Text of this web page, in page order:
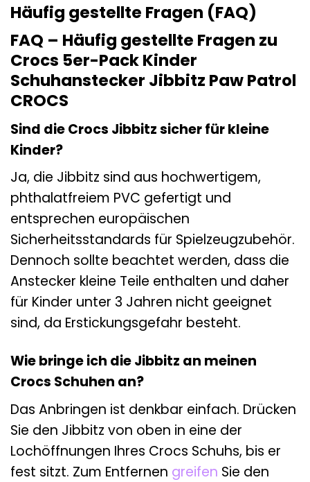
Häufig gestellte Fragen (FAQ)
FAQ – Häufig gestellte Fragen zu
Crocs 5er-Pack Kinder
Schuhanstecker Jibbitz Paw Patrol
CROCS
Sind die Crocs Jibbitz sicher für kleine
Kinder?
Ja, die Jibbitz sind aus hochwertigem,
phthalatfreiem PVC gefertigt und
entsprechen europäischen
Sicherheitsstandards für Spielzeugzubehör.
Dennoch sollte beachtet werden, dass die
Anstecker kleine Teile enthalten und daher
für Kinder unter 3 Jahren nicht geeignet
sind, da Erstickungsgefahr besteht.
Wie bringe ich die Jibbitz an meinen
Crocs Schuhen an?
Das Anbringen ist denkbar einfach. Drücken
Sie den Jibbitz von oben in eine der
Lochöffnungen Ihres Crocs Schuhs, bis er
fest sitzt. Zum Entfernen greifen Sie den